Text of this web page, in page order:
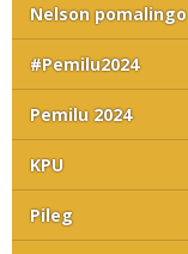
Nelson pomalingo
#Pemilu2024
Pemilu 2024
KPU
Pileg